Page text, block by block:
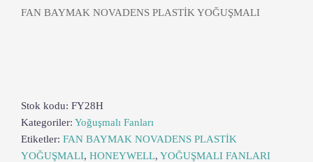
FAN BAYMAK NOVADENS PLASTİK YOĞUŞMALI
Stok kodu: FY28H
Kategoriler: Yoğuşmalı Fanları
Etiketler: FAN BAYMAK NOVADENS PLASTİK
YOĞUŞMALI, HONEYWELL, YOĞUŞMALI FANLARI